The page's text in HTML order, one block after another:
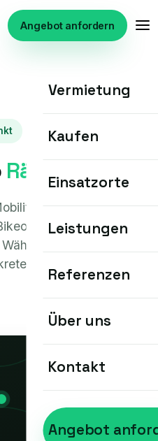
Angebot anfordern
Vermietung
Kaufen
Einsatzorte
Leistungen
Referenzen
Über uns
Kontakt
Angebot
Räder rollen
oder
schafft an jedem
Sie Ihre Zielgruppe
Vorteile.